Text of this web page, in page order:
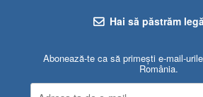
Hai să păstrăm
Abonează-te ca să primești e-mail-
România.